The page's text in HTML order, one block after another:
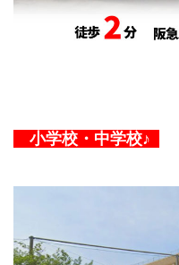
小学校・ 中学校♪